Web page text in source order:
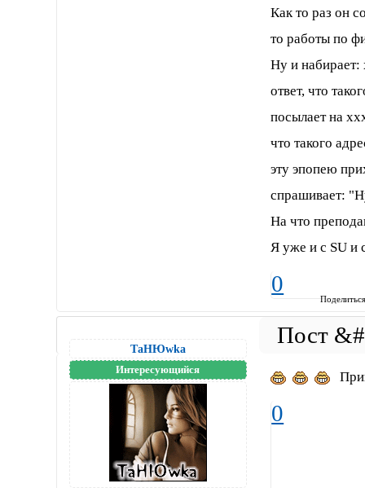
Как то раз он
то работы по
Ну и набирает:
ответ, что
посылает на
что такого
эту эпопею
спрашивает:
На что
Я уже и с SU и
0
ТаНЮwka
Интересующийся
0